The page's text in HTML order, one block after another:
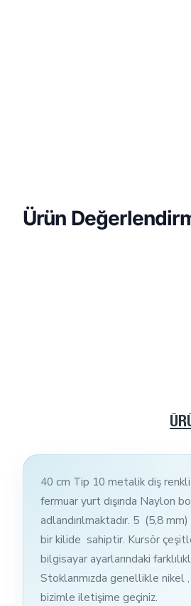
Ürün
40 cm Tip 10 metalik diş
fermuar yurt dışında Naylon
adlandırılmaktadır. 5 (5,8
bir kilide sahiptir. Kursör
bilgisayar ayarlarındaki
Stoklarımızda genellikle
bizimle iletişime geçiniz.